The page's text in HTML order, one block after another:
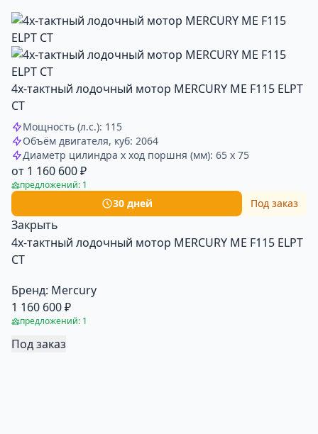
4х-тактный лодочный мотор MERCURY ME F115 ELPT
CT
Мощность (л.с.): 115
Объём двигателя, куб: 2064
Диаметр цилиндра x ход поршня (мм): 65 x 75
от 1 160 600 ₽
предложений: 1
30 дней Под заказ
Закрыть
4х-тактный лодочный мотор MERCURY ME F115 ELPT
CT
Бренд: Mercury
1 160 600 ₽
предложений: 1
Под заказ